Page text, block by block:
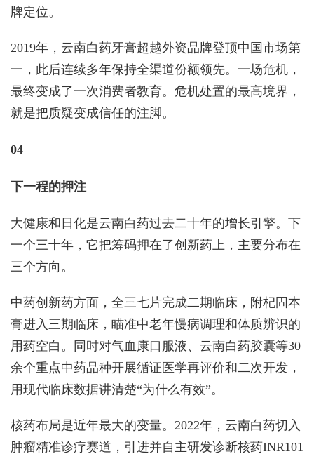
牌定位。
2019年，云南白药牙膏超越外资品牌登顶中国市场第
一，此后连续多年保持全渠道份额领先。一场危机，
最终变成了一次消费者教育。危机处置的最高境界，
就是把质疑变成信任的注脚。
04
下一程的押注
大健康和日化是云南白药过去二十年的增长引擎。下
一个三十年，它把筹码押在了创新药上，主要分布在
三个方向。
中药创新药方面，全三七片完成二期临床，附杞固本
膏进入三期临床，瞄准中老年慢病调理和体质辨识的
用药空白。同时对气血康口服液、云南白药胶囊等30
余个重点中药品种开展循证医学再评价和二次开发，
用现代临床数据讲清楚“为什么有效”。
核药布局是近年最大的变量。2022年，云南白药切入
肿瘤精准诊疗赛道，引进并自主研发诊断核药INR101